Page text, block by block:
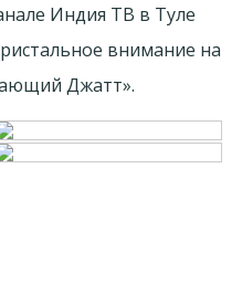
Индия ТВ в Туле
внимание на
Джатт».